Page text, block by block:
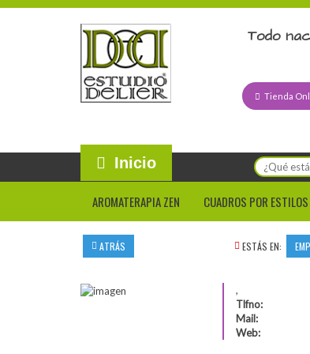
Todo
Tienda
Inicio
AROMATERAPIA ZEN CUADROS POR ESTILOS
ATRÁS ESTÁS EN:
,
Tlfno:
Mail:
Web: